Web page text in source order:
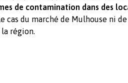
de contamination dans des
cas du marché de Mulhouse ni
région.